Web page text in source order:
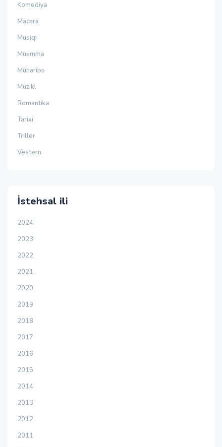
Komediya
Macəra
Musiqi
Müəmma
Müharibə
Müzikl
Romantika
Tarixi
Triller
Vestern
İstehsal ili
2024
2023
2022
2021
2020
2019
2018
2017
2016
2015
2014
2013
2012
2011